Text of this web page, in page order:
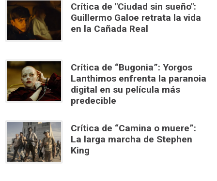
Crítica de "Ciudad sin sueño":
Guillermo Galoe retrata la vida
en la Cañada Real
Crítica de “Bugonia”: Yorgos
Lanthimos enfrenta la paranoia
digital en su película más
predecible
Crítica de “Camina o muere”:
La larga marcha de Stephen
King